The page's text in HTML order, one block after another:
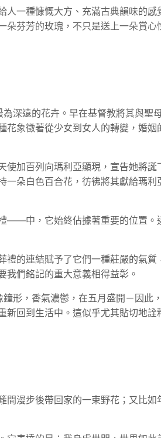
一種慷慨大方、充滿古典韻味的
芬芳的玫瑰，不只是送上一朵賞
遠的花卉。早在基督教將其與聖
象徵著從少女到女人的轉變，婚
加百列向瑪利亞顯現，宣告她將
朵白色百合花，彷彿將其獻給瑪
——中，它始終佔據著重要的位置
的連結賦予了它們一種莊嚴的氣
們銘記的重大意義相得益彰。
形，香氣濃鬱，在五月盛開－因此
回到生活中。這似乎尤其貼切地
漫步後帶回家的一束野花；又比